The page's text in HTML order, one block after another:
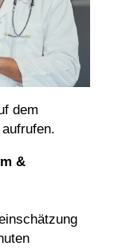
dem
aufrufen.
&